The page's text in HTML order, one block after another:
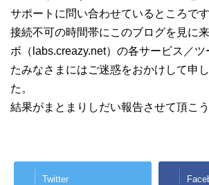
サポートに問い合わせているところです
接続不可の時間帯にこのブログを見に
ボ（labs.creazy.net）の各サービス／
たみなさまにはご迷惑をおかけして申
た。
結果がまとまりしだい報告させて頂こう
Twitter